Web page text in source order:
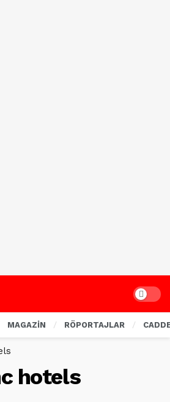
Dark
MAGAZİN RÖPORTAJLAR
hotels